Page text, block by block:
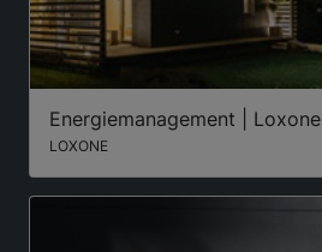
Energiemanagement | Loxone
LOXONE